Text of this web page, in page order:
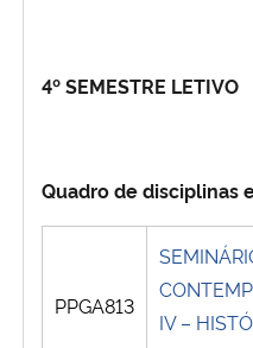
4º SEMESTRE LETIVO
Quadro de disciplinas
PPGA813
IV –